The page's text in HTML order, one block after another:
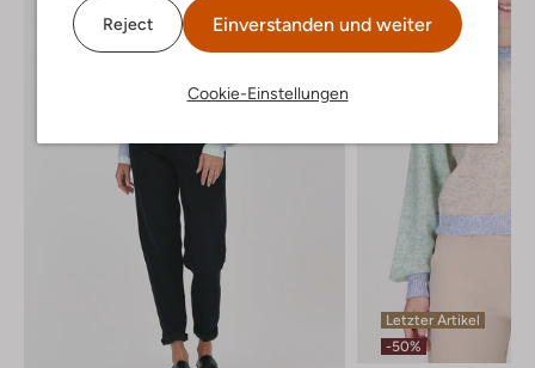
Reject Einverstanden und weiter
Cookie-Einstellungen
Letzter Artikel
-50%